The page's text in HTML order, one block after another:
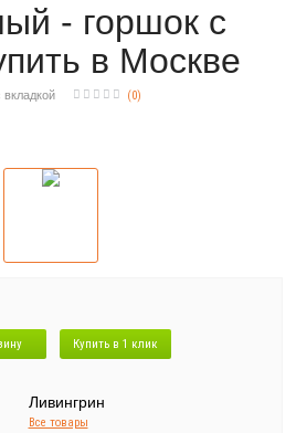
- горшок с
в Москве
(0)
Купить в 1 клик
Все товары